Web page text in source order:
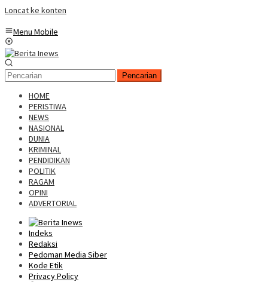
Loncat ke konten
Menu Mobile
Pencarian
HOME
PERISTIWA
NEWS
NASIONAL
DUNIA
KRIMINAL
PENDIDIKAN
POLITIK
RAGAM
OPINI
ADVERTORIAL
Indeks
Redaksi
Pedoman Media Siber
Kode Etik
Privacy Policy